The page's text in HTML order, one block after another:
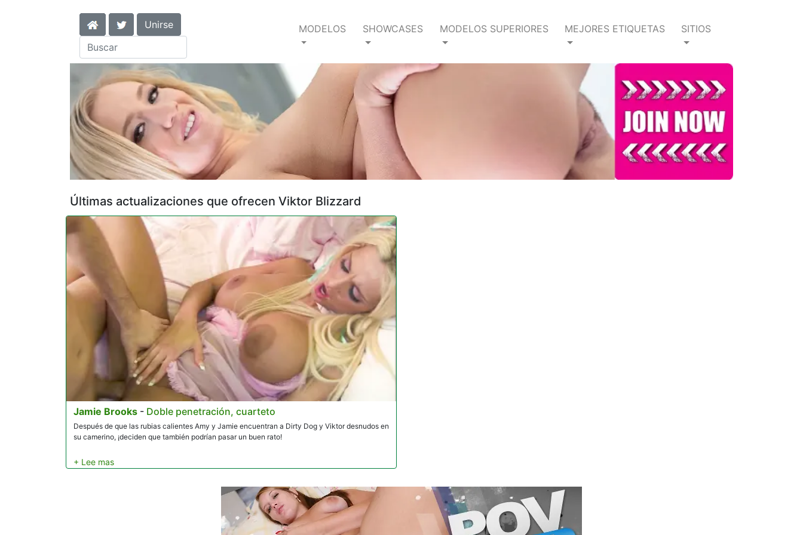
Unirse MODELOS SHOWCASES MODELOS SUPERIORES MEJORES ETIQUETAS SITIOS
Últimas actualizaciones que ofrecen Viktor Blizzard
Jamie Brooks - Doble penetración, cuarteto
Después de que las rubias calientes Amy y Jamie encuentran a Dirty Dog y Viktor desnudos en
su camerino, ¡deciden que también podrían pasar un buen rato!